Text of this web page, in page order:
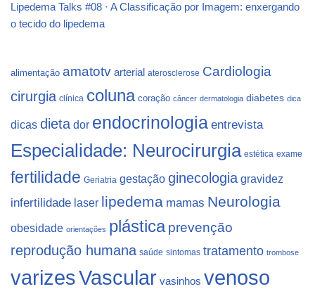
Lipedema Talks #08 · A Classificação por Imagem: enxergando
o tecido do lipedema
alimentação amatotv arterial aterosclerose Cardiologia
cirurgia clínica coluna coração câncer dermatologia diabetes dica
dicas dieta dor endocrinologia entrevista
Especialidade: Neurocirurgia estética exame
fertilidade Geriatria gestação ginecologia gravidez
infertilidade laser lipedema mamas Neurologia
obesidade orientações plástica prevenção
reprodução humana saúde sintomas tratamento trombose
varizesVascular vasinhos venoso